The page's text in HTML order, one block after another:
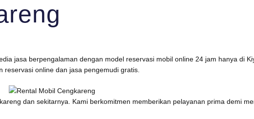
jasa berpengalaman dengan model reservasi mobil online 24 jam hanya di
online dan jasa pengemudi gratis.
dan sekitarnya. Kami berkomitmen memberikan pelayanan prima demi